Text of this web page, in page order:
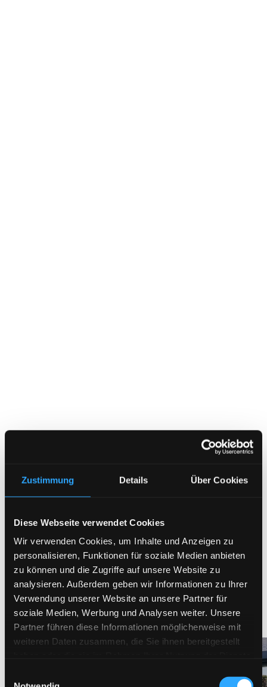
Zustimmung Details Über Cookies
Diese Webseite verwendet Cookies
Wir verwenden Cookies, um Inhalte und Anzeigen zu
personalisieren, Funktionen für soziale Medien anbieten
zu können und die Zugriffe auf unsere Website zu
analysieren. Außerdem geben wir Informationen zu Ihrer
Verwendung unserer Website an unsere Partner für
soziale Medien, Werbung und Analysen weiter. Unsere
Partner führen diese Informationen möglicherweise mit
weiteren Daten zusammen, die Sie ihnen bereitgestellt
HarMes Bedachungen GmbH – Familienbetrieb für
Überdachungen
Überdachungen in
Trossingennach Maß
gebaut
Terrassendächer, Sommergärten, Sonnenschutz,